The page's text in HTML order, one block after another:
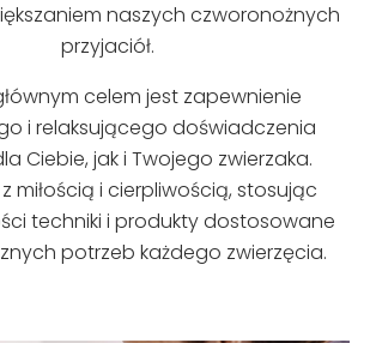
naszych czworonożnych
przyjaciół.
celem jest zapewnienie
i relaksującego doświadczenia
Ciebie, jak i Twojego zwierzaka.
miłością i cierpliwością, stosując
techniki i produkty dostosowane
potrzeb każdego zwierzęcia.